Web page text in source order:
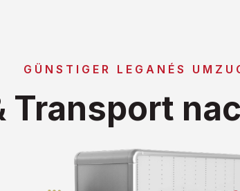
GÜNSTIGER LEGANÉS
Transport